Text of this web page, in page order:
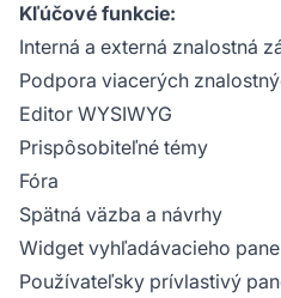
Kľúčové funkcie:
Interná a externá znalostná
Podpora viacerých
Editor WYSIWYG
Prispôsobiteľné témy
Fóra
Spätná väzba a návrhy
Widget vyhľadávacieho
Používateľsky prívlastivý